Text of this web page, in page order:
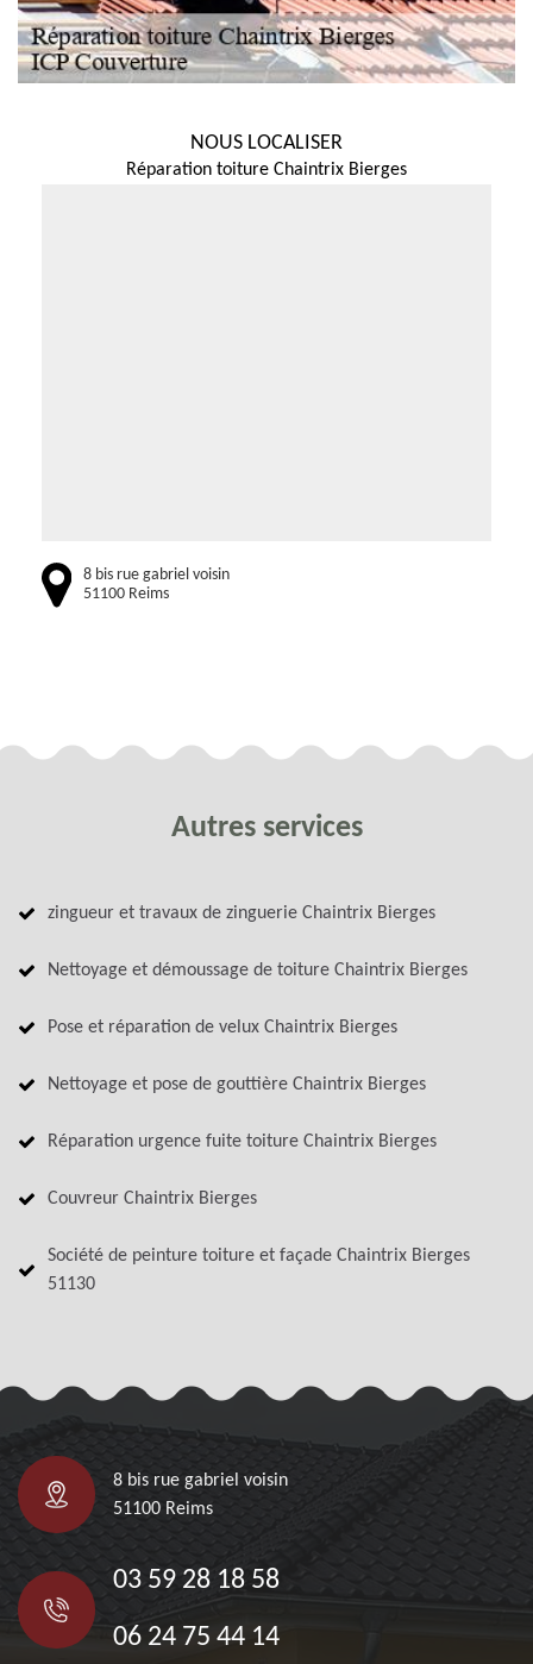
NOUS LOCALISER
Réparation toiture Chaintrix Bierges
8 bis rue gabriel voisin
51100 Reims
Autres services
zingueur et travaux de zinguerie Chaintrix Bierges
Nettoyage et démoussage de toiture Chaintrix Bierges
Pose et réparation de velux Chaintrix Bierges
Nettoyage et pose de gouttière Chaintrix Bierges
Réparation urgence fuite toiture Chaintrix Bierges
Couvreur Chaintrix Bierges
Société de peinture toiture et façade Chaintrix Bierges
51130
8 bis rue gabriel voisin
51100 Reims
03 59 28 18 58
06 24 75 44 14